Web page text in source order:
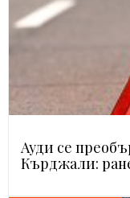
Ауди се
Кърджали: